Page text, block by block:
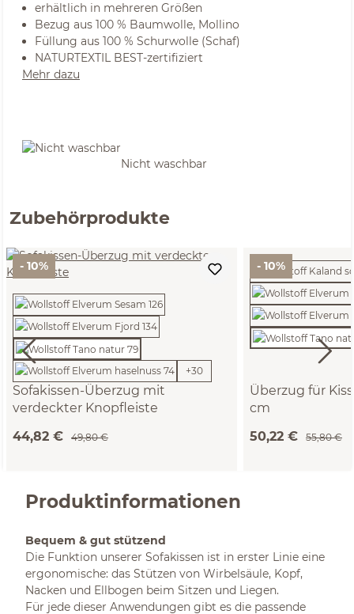
erhältlich in mehreren Größen
Bezug aus 100 % Baumwolle, Mollino
Füllung aus 100 % Schurwolle (Schaf)
NATURTEXTIL BEST-zertifiziert
Mehr dazu
Nicht waschbar
Zubehörprodukte
- 10%
Sofakissen-Überzug mit
verdeckter Knopfleiste
+30
44,82 € 49,80 €
- 10%
Überzug für
cm
50,22 € 55,80 €
Produktinformationen
Bequem & gut stützend
Die Funktion unserer Sofakissen ist in erster Linie eine
ergonomische: das Stützen von Wirbelsäule, Kopf,
Nacken und Ellbogen beim Sitzen und Liegen.
Für jede dieser Anwendungen gibt es die passende